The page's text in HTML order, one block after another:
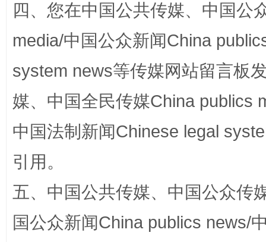
完善运行机制助力责任有效落实 一纸欠
东山县通报“牛蛙产品抗生素超标问题” 法
四、您在中国公共传媒、中国公
media/中国公众新闻China
system news等传媒网站留言板
媒、中国全民传媒China publics
中国法制新闻Chinese legal
引用。
五、中国公共传媒、中国公众传
国公众新闻China publics news/